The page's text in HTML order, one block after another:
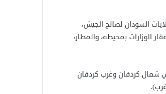
السودان لصالح الجيش،
الوزارات بمحيطه، والمطار،
ولايتي شمال كردفان وغرب كردفان